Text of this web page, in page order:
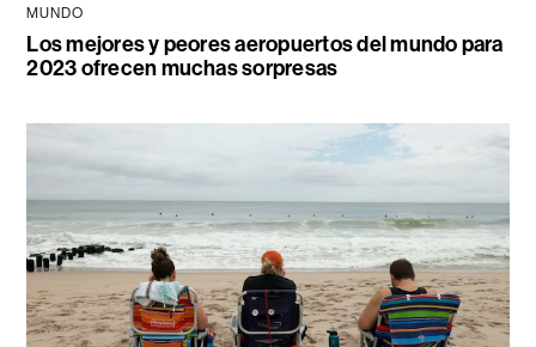
MUNDO
Los mejores y peores aeropuertos del mundo para
2023 ofrecen muchas sorpresas